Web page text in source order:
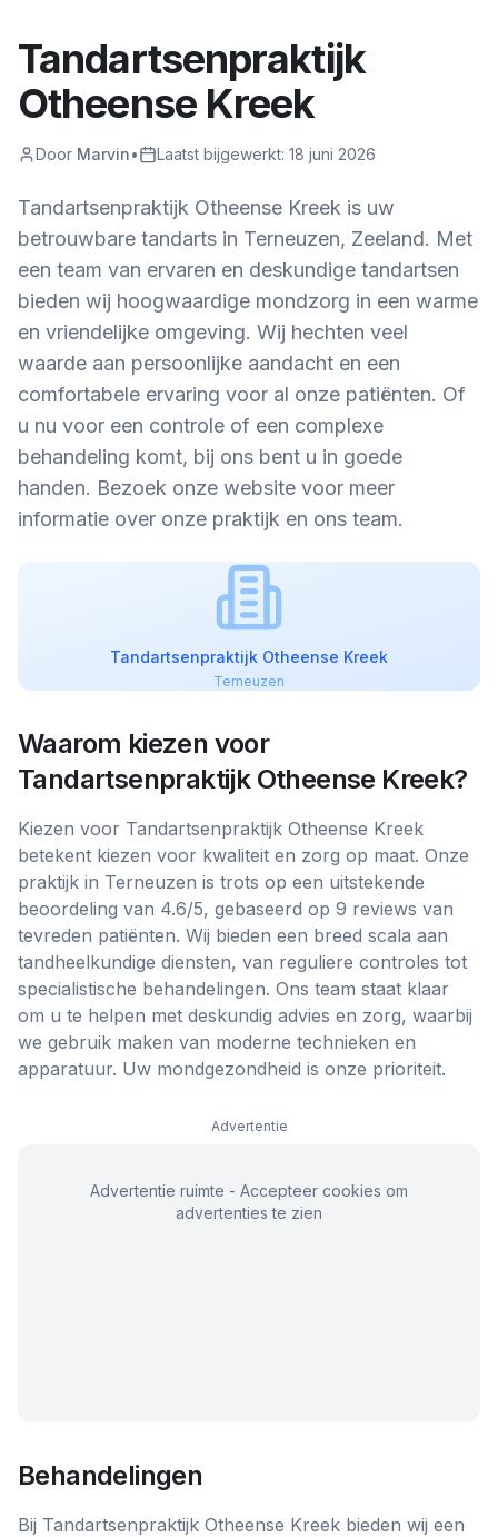
Tandartsenpraktijk
Otheense Kreek
Door Marvin• Laatst bijgewerkt: 18 juni 2026
Tandartsenpraktijk Otheense Kreek is uw
betrouwbare tandarts in Terneuzen, Zeeland. Met
een team van ervaren en deskundige tandartsen
bieden wij hoogwaardige mondzorg in een warme
en vriendelijke omgeving. Wij hechten veel
waarde aan persoonlijke aandacht en een
comfortabele ervaring voor al onze patiënten. Of
u nu voor een controle of een complexe
behandeling komt, bij ons bent u in goede
handen. Bezoek onze website voor meer
informatie over onze praktijk en ons team.
Tandartsenpraktijk Otheense Kreek
Terneuzen
Waarom kiezen voor
Tandartsenpraktijk Otheense Kreek?
Kiezen voor Tandartsenpraktijk Otheense Kreek
betekent kiezen voor kwaliteit en zorg op maat. Onze
praktijk in Terneuzen is trots op een uitstekende
beoordeling van 4.6/5, gebaseerd op 9 reviews van
tevreden patiënten. Wij bieden een breed scala aan
tandheelkundige diensten, van reguliere controles tot
specialistische behandelingen. Ons team staat klaar
om u te helpen met deskundig advies en zorg, waarbij
we gebruik maken van moderne technieken en
apparatuur. Uw mondgezondheid is onze prioriteit.
Advertentie
Advertentie ruimte - Accepteer cookies om
advertenties te zien
Behandelingen
Bij Tandartsenpraktijk Otheense Kreek bieden wij een